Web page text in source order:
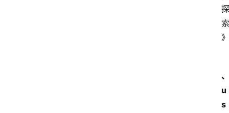
探
索
》
、
u
s